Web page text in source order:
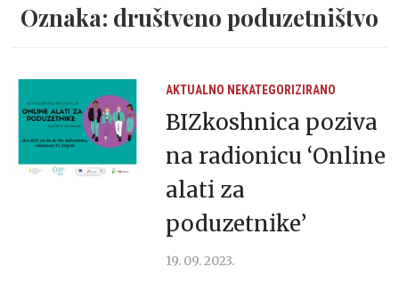
Oznaka: društveno poduzetništvo
AKTUALNO NEKATEGORIZIRANO
BIZkoshnica poziva
na radionicu ‘Online
alati za
poduzetnike’
19. 09. 2023.